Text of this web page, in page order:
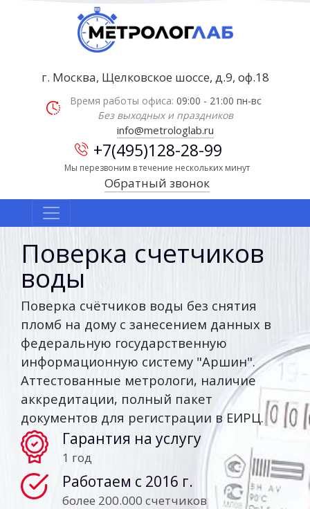
г. Москва, Щелковское шоссе, д.9, оф.18
Время работы офиса: 09:00 - 21:00 пн-вс
Без выходных и праздников
info@metrologlab.ru
+7(495)128-28-99
Мы перезвоним в течение нескольких минут
Обратный звонок
Поверка счетчиков
воды
Поверка счётчиков воды без снятия
пломб на дому с занесением данных в
федеральную государственную
информационную систему "Аршин".
Аттестованные метрологи, наличие
аккредитации, полный пакет
документов для регистрации в ЕИРЦ.
Гарантия на услугу
1 год
Работаем с 2016 г.
более 200.000 счетчиков